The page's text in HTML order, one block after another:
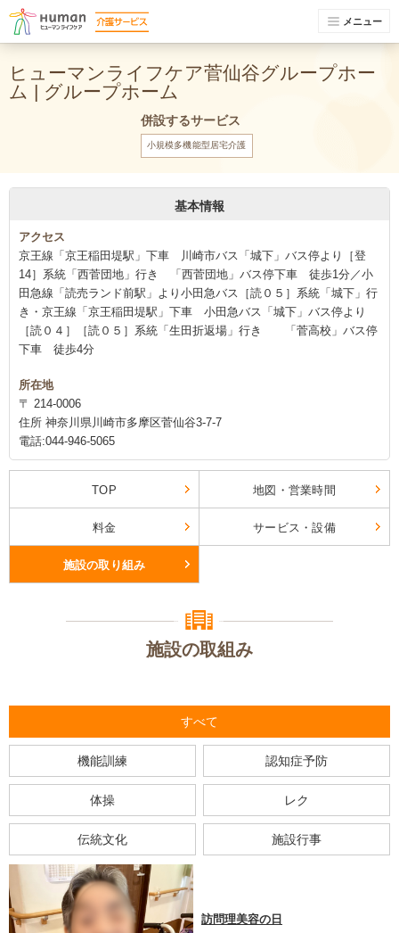
メニュー
ヒューマンライフケア菅仙谷グループホー
ム | グループホーム
併設するサービス
小規模多機能型居宅介護
基本情報
アクセス
京王線「京王稲田堤駅」下車 川崎市バス「城下」バス停より［登
14］系統「西菅団地」行き 「西菅団地」バス停下車 徒歩1分／小
田急線「読売ランド前駅」より小田急バス［読０５］系統「城下」行
き・京王線「京王稲田堤駅」下車 小田急バス「城下」バス停より
［読０４］［読０５］系統「生田折返場」行き 「菅高校」バス停
下車 徒歩4分
所在地
〒 214-0006
住所 神奈川県川崎市多摩区菅仙谷3-7-7
電話:044-946-5065
TOP 地図・営業時間
料金 サービス・設備
施設の取り組み
施設の取組み
すべて
機能訓練 認知症予防
体操 レク
伝統文化 施設行事
訪問理美容の日